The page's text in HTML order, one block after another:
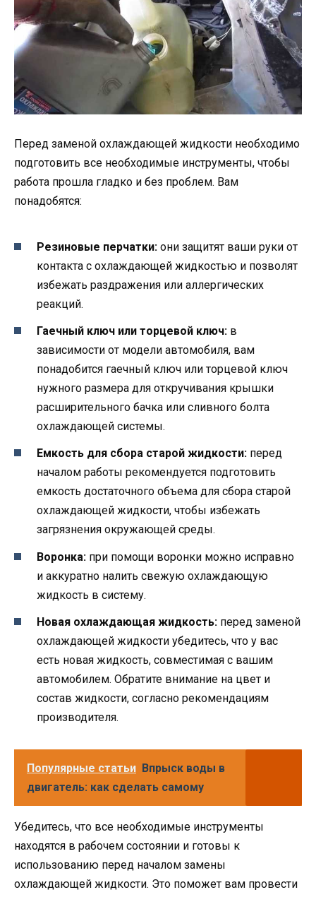
Перед заменой охлаждающей жидкости необходимо
подготовить все необходимые инструменты, чтобы
работа прошла гладко и без проблем. Вам
понадобятся:
Резиновые перчатки: они защитят ваши руки от
контакта с охлаждающей жидкостью и позволят
избежать раздражения или аллергических
реакций.
Гаечный ключ или торцевой ключ: в
зависимости от модели автомобиля, вам
понадобится гаечный ключ или торцевой ключ
нужного размера для откручивания крышки
расширительного бачка или сливного болта
охлаждающей системы.
Емкость для сбора старой жидкости: перед
началом работы рекомендуется подготовить
емкость достаточного объема для сбора старой
охлаждающей жидкости, чтобы избежать
загрязнения окружающей среды.
Воронка: при помощи воронки можно исправно
и аккуратно налить свежую охлаждающую
жидкость в систему.
Новая охлаждающая жидкость: перед заменой
охлаждающей жидкости убедитесь, что у вас
есть новая жидкость, совместимая с вашим
автомобилем. Обратите внимание на цвет и
состав жидкости, согласно рекомендациям
производителя.
Популярные статьи Впрыск воды в
двигатель: как сделать самому
Убедитесь, что все необходимые инструменты
находятся в рабочем состоянии и готовы к
использованию перед началом замены
охлаждающей жидкости. Это поможет вам провести